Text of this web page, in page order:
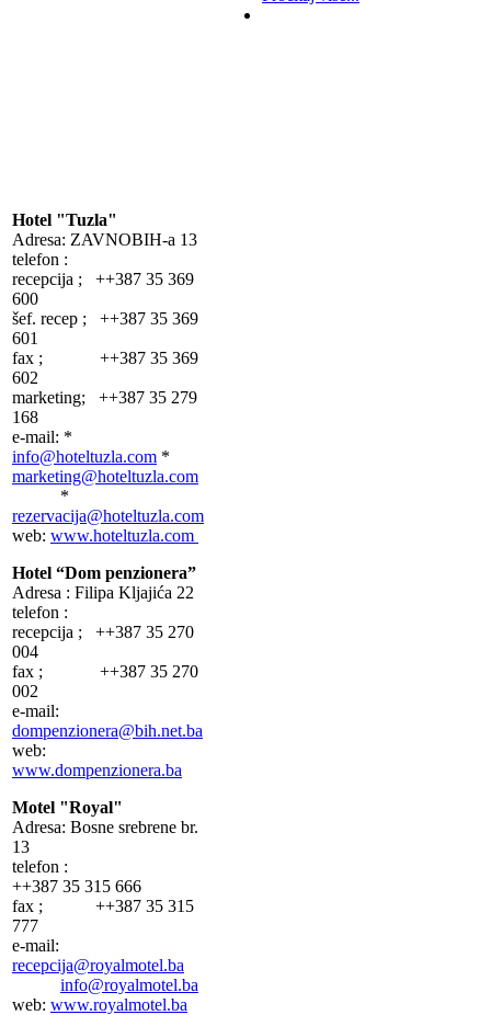
Hotel "Tuzla"
Adresa: ZAVNOBIH-a 13
telefon :
recepcija ; ++387 35 369
600
šef. recep ; ++387 35 369
601
fax ; ++387 35 369
602
marketing; ++387 35 279
168
e-mail: *
info@hoteltuzla.com *
marketing@hoteltuzla.com
*
rezervacija@hoteltuzla.com
web: www.hoteltuzla.com
Hotel “Dom penzionera”
Adresa : Filipa Kljajića 22
telefon :
recepcija ; ++387 35 270
004
fax ; ++387 35 270
002
e-mail:
dompenzionera@bih.net.ba
web:
www.dompenzionera.ba
Motel "Royal"
Adresa: Bosne srebrene br.
13
telefon :
++387 35 315 666
fax ; ++387 35 315
777
e-mail:
recepcija@royalmotel.ba
info@royalmotel.ba
web: www.royalmotel.ba